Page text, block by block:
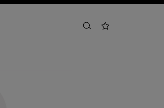
buscarlista de deseos